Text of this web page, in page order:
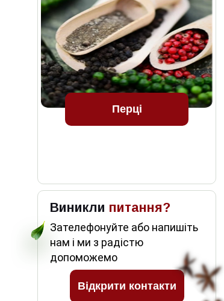
Перці
Виникли питання?
Зателефонуйте або напишіть
нам і ми з радістю
допоможемо
Відкрити контакти